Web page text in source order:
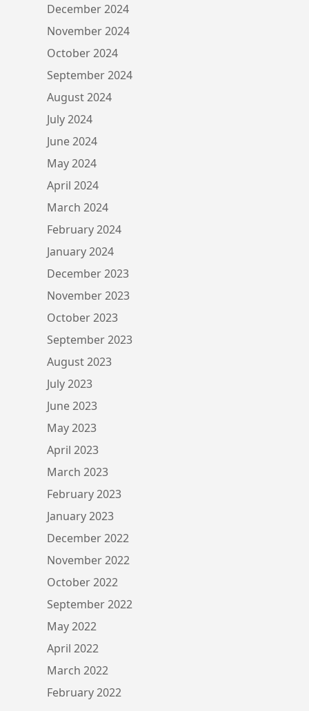
December 2024
November 2024
October 2024
September 2024
August 2024
July 2024
June 2024
May 2024
April 2024
March 2024
February 2024
January 2024
December 2023
November 2023
October 2023
September 2023
August 2023
July 2023
June 2023
May 2023
April 2023
March 2023
February 2023
January 2023
December 2022
November 2022
October 2022
September 2022
May 2022
April 2022
March 2022
February 2022